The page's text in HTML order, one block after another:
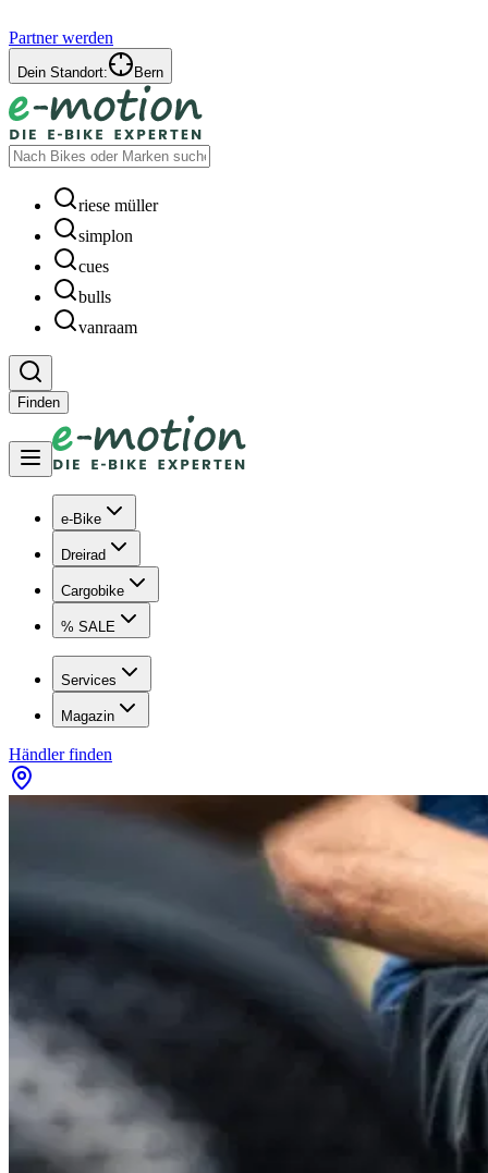
Partner werden
Dein Standort: Bern
riese müller
simplon
cues
bulls
vanraam
Finden
e-Bike
Dreirad
Cargobike
% SALE
Services
Magazin
Händler finden